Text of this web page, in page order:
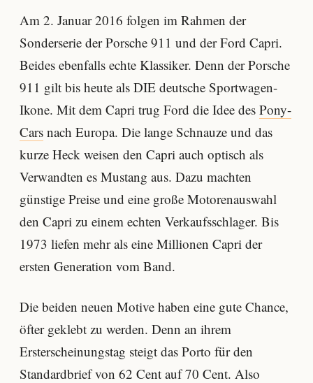
Am 2. Januar 2016 folgen im Rahmen der
Sonderserie der Porsche 911 und der Ford Capri.
Beides ebenfalls echte Klassiker. Denn der Porsche
911 gilt bis heute als DIE deutsche Sportwagen-
Ikone. Mit dem Capri trug Ford die Idee des Pony-
Cars nach Europa. Die lange Schnauze und das
kurze Heck weisen den Capri auch optisch als
Verwandten es Mustang aus. Dazu machten
günstige Preise und eine große Motorenauswahl
den Capri zu einem echten Verkaufsschlager. Bis
1973 liefen mehr als eine Millionen Capri der
ersten Generation vom Band.
Die beiden neuen Motive haben eine gute Chance,
öfter geklebt zu werden. Denn an ihrem
Ersterscheinungstag steigt das Porto für den
Standardbrief von 62 Cent auf 70 Cent. Also